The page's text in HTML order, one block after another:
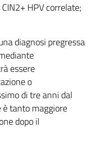
HPV correlate;
diagnosi pregressa
essere
o
di tre anni dal
tanto maggiore
dopo il